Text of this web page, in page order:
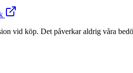
vid köp. Det påverkar aldrig våra